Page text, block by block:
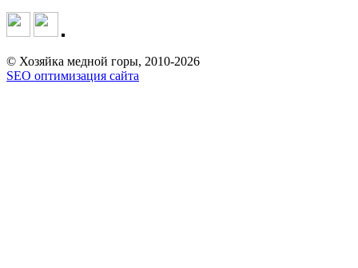
© Хозяйка медной горы, 2010-2026
SEO оптимизация сайта